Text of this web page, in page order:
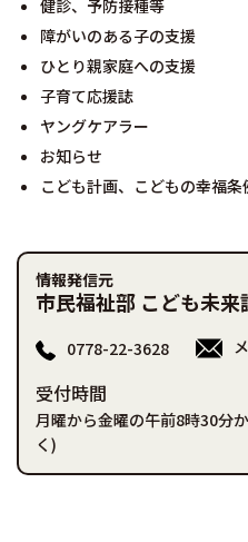
健診、予防接種等
障がいのある子の支援
ひとり親家庭への支援
子育て応援誌
ヤングケアラー
お知らせ
こども計画、こどもの幸福条
情報発信元
市民福祉部 こども未
0778-22-3628
受付時間
月曜から金曜の午前8時30分
く)